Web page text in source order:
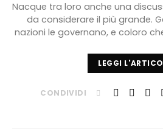
Nacque tra loro anche una
da considerare il più grande.
nazioni le governano, e coloro
LEGGI
CONDIVIDI